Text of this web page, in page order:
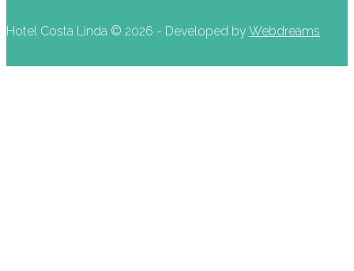
Hotel Costa Linda © 2026 - Developed by Webdreams